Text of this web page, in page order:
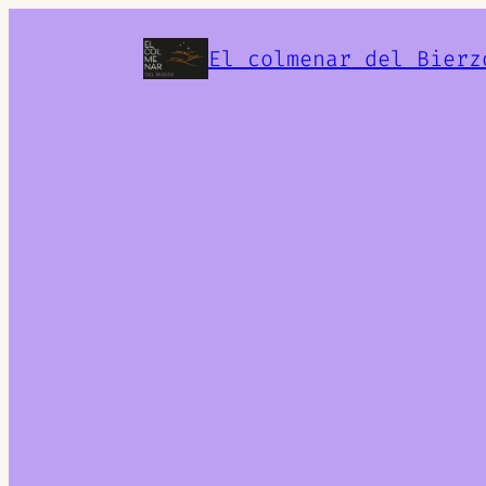
El colmenar del